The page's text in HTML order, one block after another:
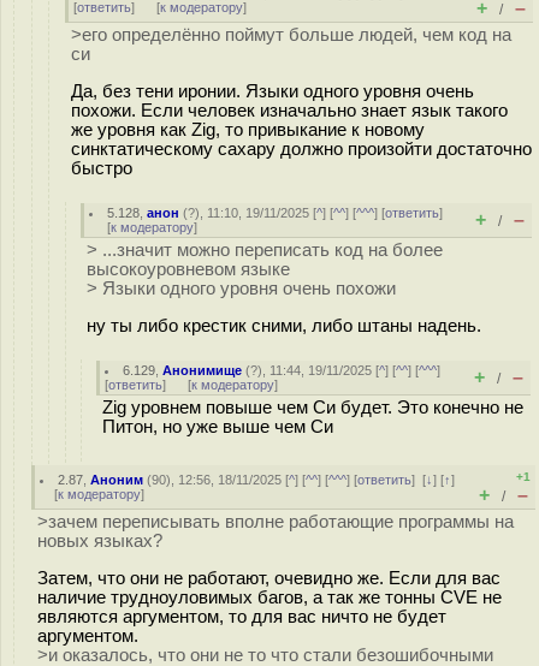
[ответить] [к модератору] + / –
>его определённо поймут больше людей, чем код на
си
Да, без тени иронии. Языки одного уровня очень
похожи. Если человек изначально знает язык такого
же уровня как Zig, то привыкание к новому
синктатическому сахару должно произойти достаточно
быстро
5.128 ,анон (?), 11:10, 19/11/2025 [^] [^^] [^^^] [ответить]
[к модератору] + / –
> ...значит можно переписать код на более
высокоуровневом языке
> Языки одного уровня очень похожи
ну ты либо крестик сними, либо штаны надень.
6.129 ,Анонимище (?), 11:44, 19/11/2025 [^] [^^] [^^^]
[ответить] [к модератору] + / –
Zig уровнем повыше чем Си будет. Это конечно не
Питон, но уже выше чем Си
2.87 ,Аноним (90), 12:56, 18/11/2025 [^] [^^] [^^^] [ответить][↓] [↑]
[к модератору]
+1
+ / –
>зачем переписывать вполне работающие программы на
новых языках?
Затем, что они не работают, очевидно же. Если для вас
наличие трудноуловимых багов, а так же тонны CVE не
являются аргументом, то для вас ничто не будет
аргументом.
>и оказалось, что они не то что стали безошибочными